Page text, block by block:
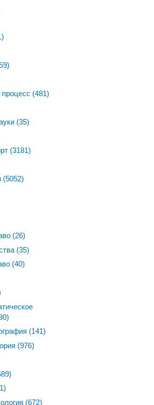
процесс (481)
(35)
(3181)
(5052)
(26)
(35)
(40)
(141)
(976)
(672)